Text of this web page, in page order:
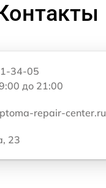
34-05
до 21:00
repair-center.ru
23